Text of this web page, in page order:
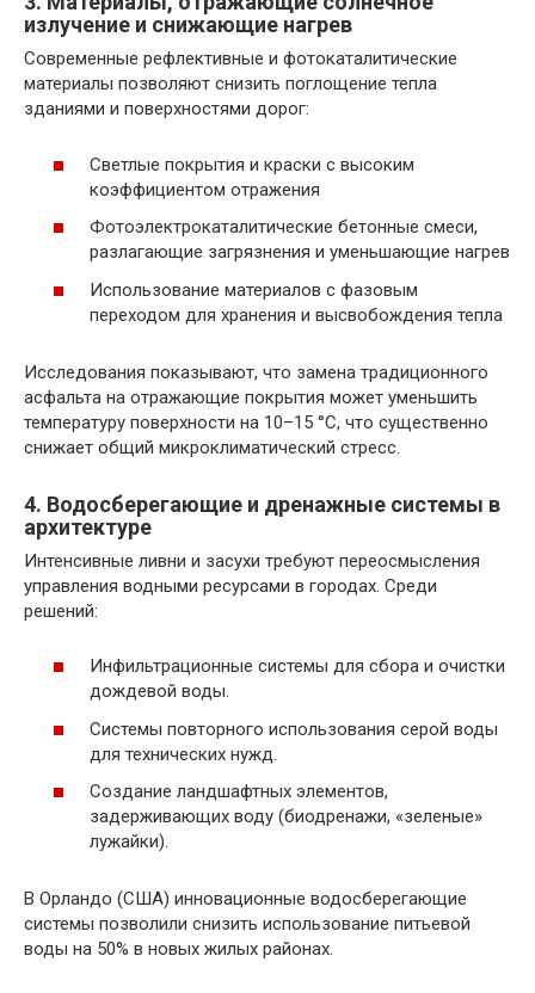
излучение и снижающие нагрев
Современные рефлективные и фотокаталитические
материалы позволяют снизить поглощение тепла
зданиями и поверхностями дорог:
Светлые покрытия и краски с высоким
коэффициентом отражения
Фотоэлектрокаталитические бетонные смеси,
разлагающие загрязнения и уменьшающие нагрев
Использование материалов с фазовым
переходом для хранения и высвобождения тепла
Исследования показывают, что замена традиционного
асфальта на отражающие покрытия может уменьшить
температуру поверхности на 10–15 °C, что существенно
снижает общий микроклиматический стресс.
4. Водосберегающие и дренажные системы в
архитектуре
Интенсивные ливни и засухи требуют переосмысления
управления водными ресурсами в городах. Среди
решений:
Инфильтрационные системы для сбора и очистки
дождевой воды.
Системы повторного использования серой воды
для технических нужд.
Создание ландшафтных элементов,
задерживающих воду (биодренажи, «зеленые»
лужайки).
В Орландо (США) инновационные водосберегающие
системы позволили снизить использование питьевой
воды на 50% в новых жилых районах.